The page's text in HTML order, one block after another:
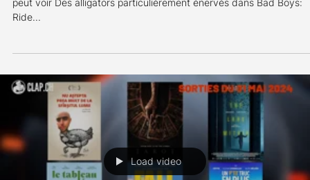
policière...